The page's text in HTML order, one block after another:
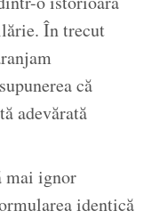
În trecut
că
adevărată
mai ignor
identică